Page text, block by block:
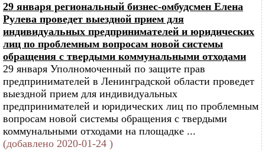
29 января региональный бизнес-омбудсмен Елена
Рулева проведет выездной прием для
индивидуальных предпринимателей и юридических
лиц по проблемным вопросам новой системы
обращения с твердыми коммунальными отходами
29 января Уполномоченный по защите прав
предпринимателей в Ленинградской области проведет
выездной прием для индивидуальных
предпринимателей и юридических лиц по проблемным
вопросам новой системы обращения с твердыми
коммунальными отходами на площадке ...
(добавлено 2020-01-24 )